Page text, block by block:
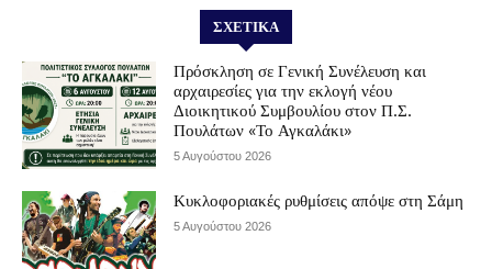
ΣΧΕΤΙΚΆ
Πρόσκληση σε Γενική Συνέλευση και
αρχαιρεσίες για την εκλογή νέου
Διοικητικού Συμβουλίου στον Π.Σ.
Πουλάτων «Το Αγκαλάκι»
5 Αυγούστου 2026
Κυκλοφοριακές ρυθμίσεις απόψε στη Σάμη
5 Αυγούστου 2026